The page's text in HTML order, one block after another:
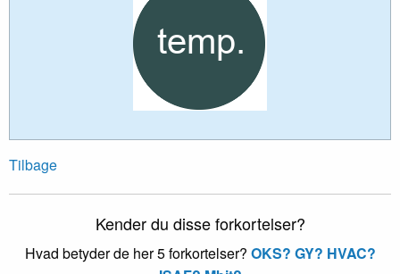
Tilbage
Kender du disse forkortelser?
Hvad betyder de her 5 forkortelser? OKS? GY? HVAC?